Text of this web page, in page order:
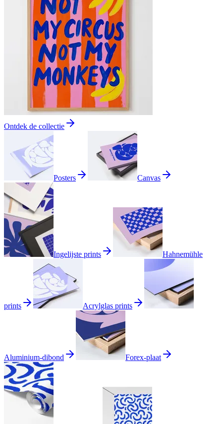
Ontdek de collectie
Posters Canvas
Ingelijste prints Hahnemühle
prints Acrylglas prints
Aluminium-dibond Forex-plaat